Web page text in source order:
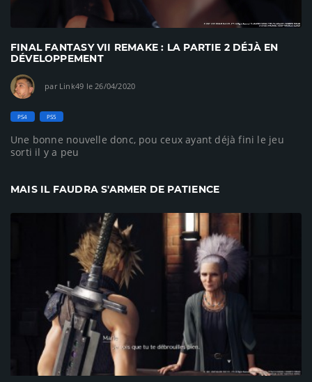
FINAL FANTASY VII REMAKE : LA PARTIE 2 DÉJÀ EN
DÉVELOPPEMENT
par Link49 le 26/04/2020
PS4 PS5
Une bonne nouvelle donc, pou ceux ayant déjà fini le jeu
sorti il y a peu
MAIS IL FAUDRA S'ARMER DE PATIENCE